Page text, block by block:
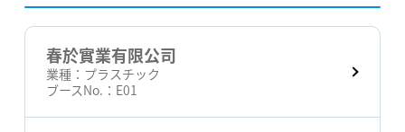
春於實業有限公司
業種： プラスチック
ブースNo.： E01